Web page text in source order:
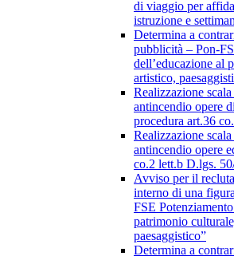
di viaggio per
istruzione e
Determina a
pubblicità – Pon-
dell’educazione al
artistico,
Realizzazione
antincendio opere
procedura art.36
Realizzazione
antincendio opere
co.2 lett.b D.lgs.
Avviso per il
interno di una
FSE
patrimonio
paesaggistico”
Determina a